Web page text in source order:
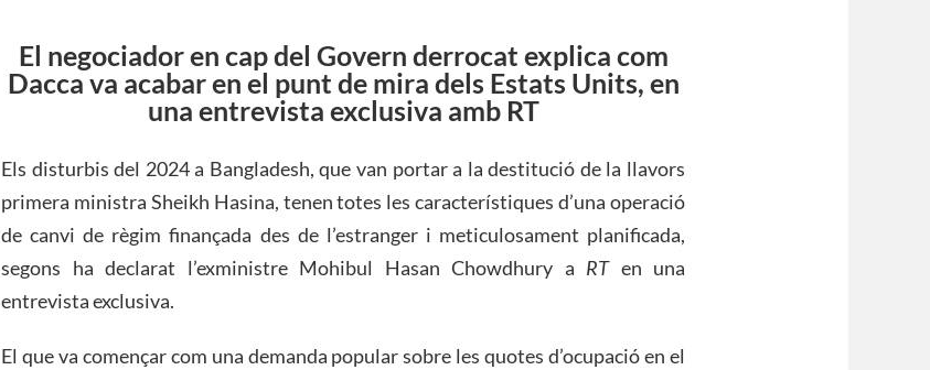
El negociador en cap del Govern derrocat explica com
Dacca va acabar en el punt de mira dels Estats Units, en
una entrevista exclusiva amb RT
Els disturbis del 2024 a Bangladesh, que van portar a la destitució de la llavors
primera ministra Sheikh Hasina, tenen totes les característiques d’una operació
de canvi de règim finançada des de l’estranger i meticulosament planificada,
segons ha declarat l’exministre Mohibul Hasan Chowdhury a RTen una
entrevista exclusiva.
El que va començar com una demanda popular sobre les quotes d’ocupació en el